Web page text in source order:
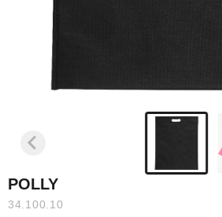
POLLY
34.100.10